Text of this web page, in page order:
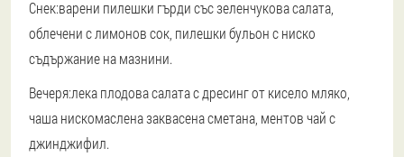
Снек:варени пилешки гърди със зеленчукова салата,
облечени с лимонов сок, пилешки бульон с ниско
съдържание на мазнини.
Вечеря:лека плодова салата с дресинг от кисело мляко,
чаша нискомаслена заквасена сметана, ментов чай ​​с
джинджифил.